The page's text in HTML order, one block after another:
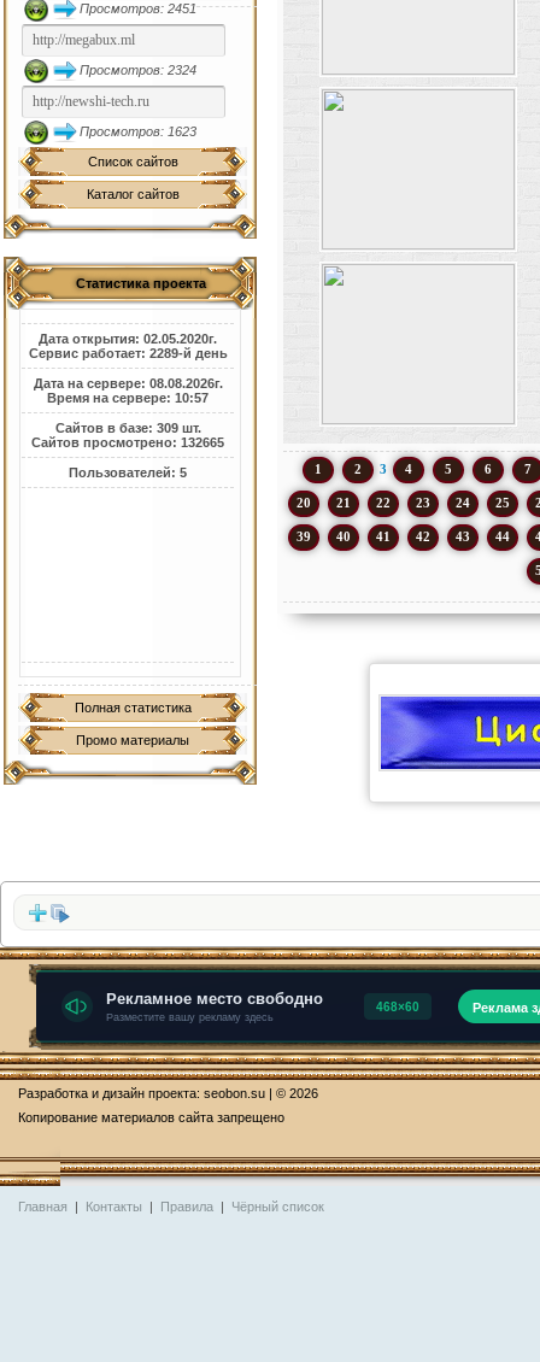
Просмотров: 2451
Просмотров: 2324
Просмотров: 1623
Список сайтов
Каталог сайтов
Статистика проекта
Дата открытия: 02.05.2020г.
Сервис работает: 2289-й день
Дата на сервере: 08.08.2026г.
Время на сервере: 10:57
Сайтов в базе: 309 шт.
Сайтов просмотрено: 132665
Пользователей: 5
Полная статистика
Промо материалы
1 2 3 4 5 6 7
20 21 22 23 24 25
39 40 41 42 43 44
Разработка и дизайн проекта: seobon.su | © 2026
Копирование материалов сайта запрещено
Главная | Контакты | Правила | Чёрный список